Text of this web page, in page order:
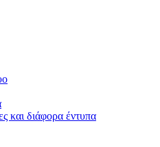
και διάφορα έντυπα